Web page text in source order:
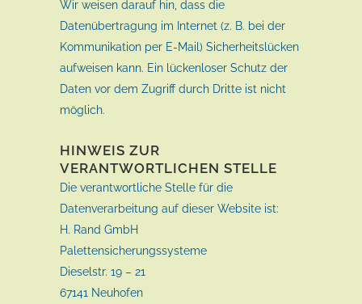
Wir weisen darauf hin, dass die
Datenübertragung im Internet (z. B. bei der
Kommunikation per E-Mail) Sicherheitslücken
aufweisen kann. Ein lückenloser Schutz der
Daten vor dem Zugriff durch Dritte ist nicht
möglich.
HINWEIS ZUR
VERANTWORTLICHEN STELLE
Die verantwortliche Stelle für die
Datenverarbeitung auf dieser Website ist:
H. Rand GmbH
Palettensicherungssysteme
Dieselstr. 19 – 21
67141 Neuhofen